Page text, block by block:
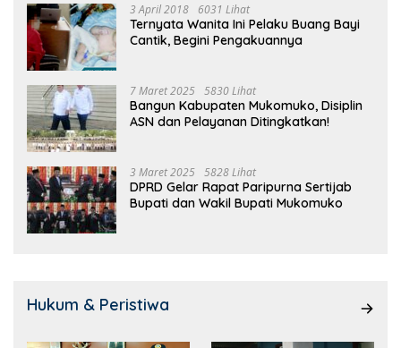
3 April 2018 6031 Lihat
Ternyata Wanita Ini Pelaku Buang Bayi
Cantik, Begini Pengakuannya
7 Maret 2025 5830 Lihat
Bangun Kabupaten Mukomuko, Disiplin
ASN dan Pelayanan Ditingkatkan!
3 Maret 2025 5828 Lihat
DPRD Gelar Rapat Paripurna Sertijab
Bupati dan Wakil Bupati Mukomuko
Hukum & Peristiwa